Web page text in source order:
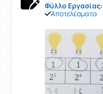
Φύλλο
Αποτελέσματα